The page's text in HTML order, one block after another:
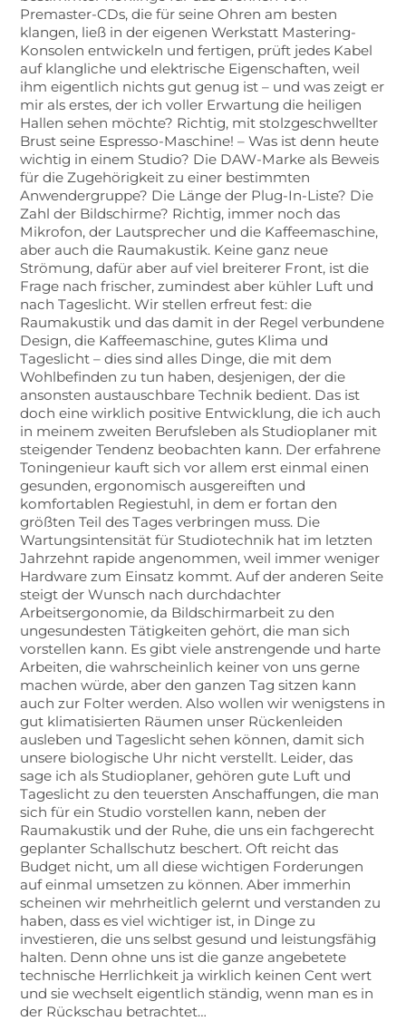
Premaster-CDs, die für seine Ohren am besten
klangen, ließ in der eigenen Werkstatt Mastering-
Konsolen entwickeln und fertigen, prüft jedes Kabel
auf klangliche und elektrische Eigenschaften, weil
ihm eigentlich nichts gut genug ist – und was zeigt er
mir als erstes, der ich voller Erwartung die heiligen
Hallen sehen möchte? Richtig, mit stolzgeschwellter
Brust seine Espresso-Maschine! – Was ist denn heute
wichtig in einem Studio? Die DAW-Marke als Beweis
für die Zugehörigkeit zu einer bestimmten
Anwendergruppe? Die Länge der Plug-In-Liste? Die
Zahl der Bildschirme? Richtig, immer noch das
Mikrofon, der Lautsprecher und die Kaffeemaschine,
aber auch die Raumakustik. Keine ganz neue
Strömung, dafür aber auf viel breiterer Front, ist die
Frage nach frischer, zumindest aber kühler Luft und
nach Tageslicht. Wir stellen erfreut fest: die
Raumakustik und das damit in der Regel verbundene
Design, die Kaffeemaschine, gutes Klima und
Tageslicht – dies sind alles Dinge, die mit dem
Wohlbefinden zu tun haben, desjenigen, der die
ansonsten austauschbare Technik bedient. Das ist
doch eine wirklich positive Entwicklung, die ich auch
in meinem zweiten Berufsleben als Studioplaner mit
steigender Tendenz beobachten kann. Der erfahrene
Toningenieur kauft sich vor allem erst einmal einen
gesunden, ergonomisch ausgereiften und
komfortablen Regiestuhl, in dem er fortan den
größten Teil des Tages verbringen muss. Die
Wartungsintensität für Studiotechnik hat im letzten
Jahrzehnt rapide angenommen, weil immer weniger
Hardware zum Einsatz kommt. Auf der anderen Seite
steigt der Wunsch nach durchdachter
Arbeitsergonomie, da Bildschirmarbeit zu den
ungesundesten Tätigkeiten gehört, die man sich
vorstellen kann. Es gibt viele anstrengende und harte
Arbeiten, die wahrscheinlich keiner von uns gerne
machen würde, aber den ganzen Tag sitzen kann
auch zur Folter werden. Also wollen wir wenigstens in
gut klimatisierten Räumen unser Rückenleiden
ausleben und Tageslicht sehen können, damit sich
unsere biologische Uhr nicht verstellt. Leider, das
sage ich als Studioplaner, gehören gute Luft und
Tageslicht zu den teuersten Anschaffungen, die man
sich für ein Studio vorstellen kann, neben der
Raumakustik und der Ruhe, die uns ein fachgerecht
geplanter Schallschutz beschert. Oft reicht das
Budget nicht, um all diese wichtigen Forderungen
auf einmal umsetzen zu können. Aber immerhin
scheinen wir mehrheitlich gelernt und verstanden zu
haben, dass es viel wichtiger ist, in Dinge zu
investieren, die uns selbst gesund und leistungsfähig
halten. Denn ohne uns ist die ganze angebetete
technische Herrlichkeit ja wirklich keinen Cent wert
und sie wechselt eigentlich ständig, wenn man es in
der Rückschau betrachtet…